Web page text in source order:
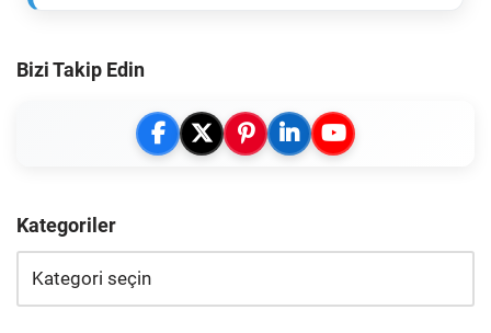
Bizi Takip Edin
Kategoriler